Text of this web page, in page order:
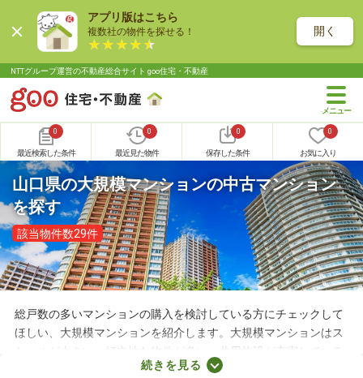
アプリ版はこちら
複数社の物件を探せる！ 開く
NTTグループ運営の不動産総合サイト goo住宅・不動産
0
最近検索した条件
0
最近見た物件
0
保存した条件
0
お気に入り
山口県の大規模マンションの中古マンション
を探す
該当物件数29件
総戸数の多いマンションの購入を検討している方にチェックして
ほしい、大規模マンションを紹介します。大規模マンションはス
ケールが大きい・好立地な物件が多い・共用施設が充実している
などのメリットがあります。豊かな生活を実現するポイントが備
続きを見る